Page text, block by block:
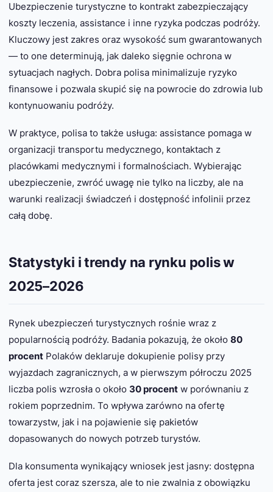
Ubezpieczenie turystyczne to kontrakt zabezpieczający
koszty leczenia, assistance i inne ryzyka podczas podróży.
Kluczowy jest zakres oraz wysokość sum gwarantowanych
— to one determinują, jak daleko sięgnie ochrona w
sytuacjach nagłych. Dobra polisa minimalizuje ryzyko
finansowe i pozwala skupić się na powrocie do zdrowia lub
kontynuowaniu podróży.
W praktyce, polisa to także usługa: assistance pomaga w
organizacji transportu medycznego, kontaktach z
placówkami medycznymi i formalnościach. Wybierając
ubezpieczenie, zwróć uwagę nie tylko na liczby, ale na
warunki realizacji świadczeń i dostępność infolinii przez
całą dobę.
Statystyki i trendy na rynku polis w
2025–2026
Rynek ubezpieczeń turystycznych rośnie wraz z
popularnością podróży. Badania pokazują, że około 80
procent Polaków deklaruje dokupienie polisy przy
wyjazdach zagranicznych, a w pierwszym półroczu 2025
liczba polis wzrosła o około 30 procent w porównaniu z
rokiem poprzednim. To wpływa zarówno na ofertę
towarzystw, jak i na pojawienie się pakietów
dopasowanych do nowych potrzeb turystów.
Dla konsumenta wynikający wniosek jest jasny: dostępna
oferta jest coraz szersza, ale to nie zwalnia z obowiązku